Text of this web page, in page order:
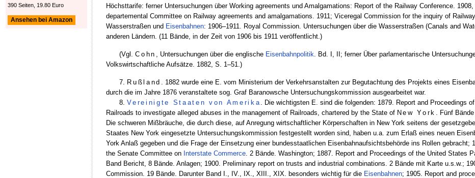
Höchsttarife: ferner Untersuchungen über Working agreements und Amalgamations: Report of the Railway Conference.
departemental Committee on Railway agreements and amalgamations. 1911; Viceregal Commission for the inquiry of
Wasserstraßen und Eisenbahnen: 1906–1911. Royal Commission. Untersuchungen über die Wasserstraßen (Canals and
anderen Ländern. (11 Bände, in der Zeit von 1906 bis 1911 veröffentlicht.)
(Vgl.Cohn , Untersuchungen über die englische Eisenbahnpolitik . Bd. I, II; ferner Über parlamentarische
Volkswirtschaftliche Aufsätze. 1882, S. 1–51.)
7. Rußland
. 1882 wurde eine E. vom Ministerium der Verkehrsanstalten zur Begutachtung des Projekts eines
durch die im Jahre 1876 veranstaltete sog. Graf Baranowsche Untersuchungskommission ausgearbeitet war.
8.Vereinigte Staaten von Amerika
. Die wichtigsten E. sind die folgenden: 1879. Report and Proceedings
Railroads to investigate alleged abuses in the management of Railroads, chartered by the State of New York
. Fünf
Die schweren Mißbräuche, die durch diese, auf Anregung wirtschaftlicher Körperschaften in New York seitens der
Staates New York eingesetzte Untersuchungskommission festgestellt worden sind, haben u.a. zum Erlaß eines neuen
York Anlaß gegeben und die Frage der Einsetzung einer bundesstaatlichen Eisenbahnaufsichtsbehörde ins Rollen gebracht;
the Senate Committee on Interstate Commerce. 2 Bände. Washington; 1887. Report and Proceedings of the United States
Band Bericht, 8 Bände. Anlagen; 1900. Preliminary report on trusts and industrial combinations. 2 Bände mit Karte u.s.w.;
Commission. 19 Bände. Darunter Band I., IV., IX., XIII., XIX. besonders wichtig für die Eisenbahnen; 1905. Report and
390 Seiten, 19.80 Euro
Ansehen bei Amazon